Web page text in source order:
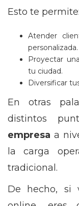
Esto te permite:
Atender
personalizada.
Proyectar
tu ciudad.
Diversificar
En otras
distintos
empresa a
la carga
tradicional.
De hecho, si